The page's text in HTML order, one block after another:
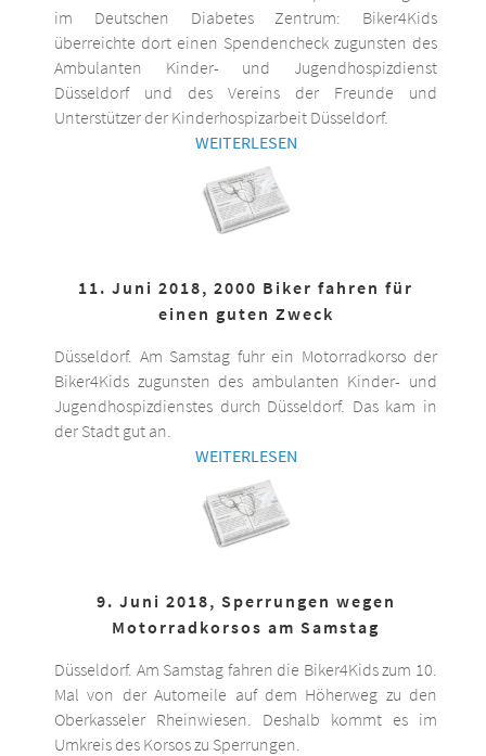
im Deutschen Diabetes Zentrum: Biker4Kids
überreichte dort einen Spendencheck zugunsten des
Ambulanten Kinder- und Jugendhospizdienst
Düsseldorf und des Vereins der Freunde und
Unterstützer der Kinderhospizarbeit Düsseldorf.
WEITERLESEN
11. Juni 2018, 2000 Biker fahren für
einen guten Zweck
Düsseldorf. Am Samstag fuhr ein Motorradkorso der
Biker4Kids zugunsten des ambulanten Kinder- und
Jugendhospizdienstes durch Düsseldorf. Das kam in
der Stadt gut an.
WEITERLESEN
9. Juni 2018, Sperrungen wegen
Motorradkorsos am Samstag
Düsseldorf. Am Samstag fahren die Biker4Kids zum 10.
Mal von der Automeile auf dem Höherweg zu den
Oberkasseler Rheinwiesen. Deshalb kommt es im
Umkreis des Korsos zu Sperrungen.